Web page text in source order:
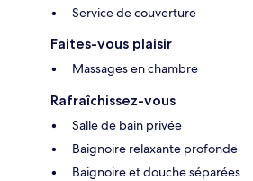
Service de couverture
Faites-vous plaisir
Massages en chambre
Rafraîchissez-vous
Salle de bain privée
Baignoire relaxante profonde
Baignoire et douche séparées